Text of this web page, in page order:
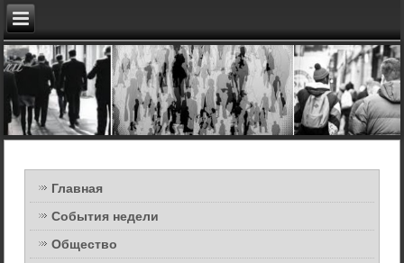
Главная
События недели
Общество